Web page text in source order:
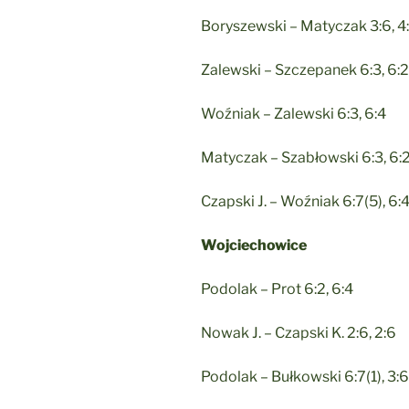
Boryszewski – Matyczak 3:6,
Zalewski – Szczepanek 6:3, 6:2
Woźniak – Zalewski 6:3, 6:4
Matyczak – Szabłowski 6:3, 6:2
Czapski J. – Woźniak 6:7(5),
Wojciechowice
Podolak – Prot 6:2, 6:4
Nowak J. – Czapski K. 2:6, 2:6
Podolak – Bułkowski 6:7(1), 3:6